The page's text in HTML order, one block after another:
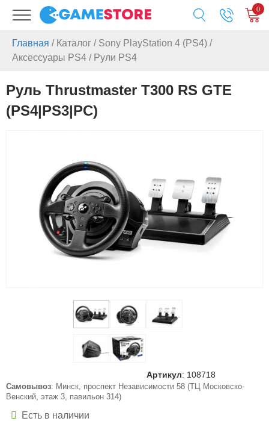
0
Главная / Каталог / Sony PlayStation 4 (PS4) /
Аксессуары PS4 / Рули PS4
Руль Thrustmaster T300 RS GTE
(PS4|PS3|PC)
Артикул: 108718
Самовывоз: Минск, проспект Независимости 58 (ТЦ Московско-
Венский, этаж 3, павильон 314)
Есть в наличии